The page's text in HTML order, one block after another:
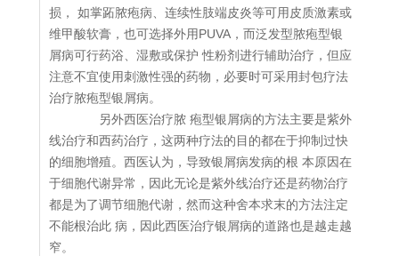
损， 如掌跖脓疱病、连续性肢端皮炎等可用皮质激素或
维甲酸软膏，也可选择外用PUVA，而泛发型脓疱型银
屑病可行药浴、湿敷或保护 性粉剂进行辅助治疗，但应
注意不宜使用刺激性强的药物，必要时可采用封包疗法
治疗脓疱型银屑病。
另外西医治疗脓 疱型银屑病的方法主要是紫外
线治疗和西药治疗，这两种疗法的目的都在于抑制过快
的细胞增殖。西医认为，导致银屑病发病的根 本原因在
于细胞代谢异常，因此无论是紫外线治疗还是药物治疗
都是为了调节细胞代谢，然而这种舍本求末的方法注定
不能根治此 病，因此西医治疗银屑病的道路也是越走越
窄。